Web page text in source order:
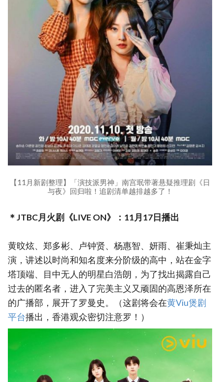
【11月新剧整理】「演技派男神」南宫珉带著悬疑推理剧《日
与夜》回归啦！追剧清单越排越多了！
＊JTBC月火剧《LIVE ON》：11月17日播出
黄旼炫、郑多彬、卢钟贤、杨惠智、妍雨、崔秉灿主
演，讲述以时尚和知名度来分阶级的高中，站在金字
塔顶端、目中无人的明星白浩朗，为了找出揭露自己
过去的匿名者，进入了完美主义又顽固的高恩泽所在
的广播部，展开了罗曼史。（这剧将会在黄Viu煲剧
平台播出，香港观众密切注意罗！）